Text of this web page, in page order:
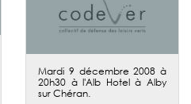
Mardi 9 décembre 2008 à
20h30 à l'Alb Hotel à Alby
sur Chéran.